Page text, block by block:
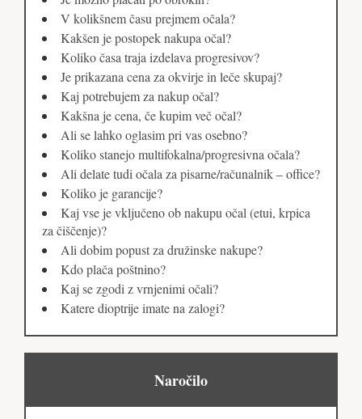
V kolikšnem času prejmem očala?
Kakšen je postopek nakupa očal?
Koliko časa traja izdelava progresivov?
Je prikazana cena za okvirje in leče skupaj?
Kaj potrebujem za nakup očal?
Kakšna je cena, če kupim več očal?
Ali se lahko oglasim pri vas osebno?
Koliko stanejo multifokalna/progresivna očala?
Ali delate tudi očala za pisarne/računalnik – office?
Koliko je garancije?
Kaj vse je vključeno ob nakupu očal (etui, krpica
za čiščenje)?
Ali dobim popust za družinske nakupe?
Kdo plača poštnino?
Kaj se zgodi z vrnjenimi očali?
Katere dioptrije imate na zalogi?
Naročilo